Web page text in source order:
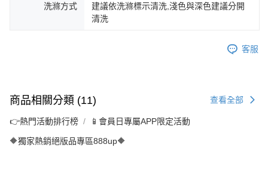
洗滌方式
建議依洗滌標示清洗,淺色與深色建議分開
清洗
客服
商品相關分類 (11) 查看全部
👉熱門活動排行榜 📱會員日專屬APP限定活動
🔶獨家熱銷絕版品專區888up🔶